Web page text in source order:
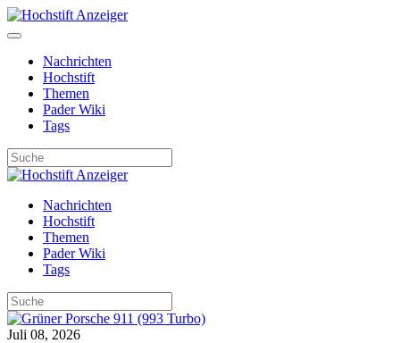
Nachrichten
Hochstift
Themen
Pader Wiki
Tags
Nachrichten
Hochstift
Themen
Pader Wiki
Tags
Juli 08, 2026